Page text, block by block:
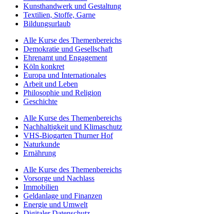
Kunsthandwerk und Gestaltung
Textilien, Stoffe, Garne
Bildungsurlaub
Alle Kurse des Themenbereichs
Demokratie und Gesellschaft
Ehrenamt und Engagement
Köln konkret
Europa und Internationales
Arbeit und Leben
Philosophie und Religion
Geschichte
Alle Kurse des Themenbereichs
Nachhaltigkeit und Klimaschutz
VHS-Biogarten Thurner Hof
Naturkunde
Ernährung
Alle Kurse des Themenbereichs
Vorsorge und Nachlass
Immobilien
Geldanlage und Finanzen
Energie und Umwelt